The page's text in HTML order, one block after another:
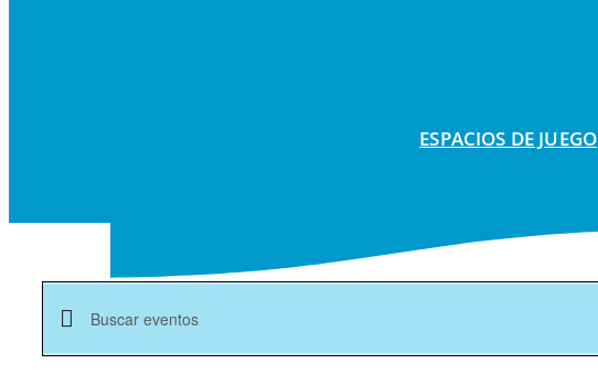
ESPACIOS DE JUEGO
Navegación
Introduce
la